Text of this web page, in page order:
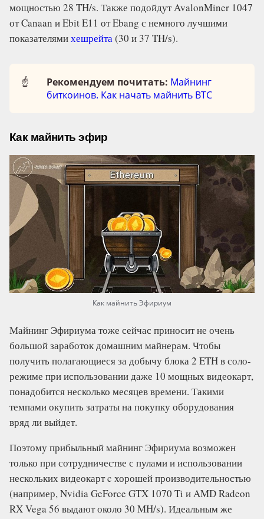
мощностью 28 TH/s. Также подойдут AvalonMiner 1047
от Canaan и Ebit E11 от Ebang с немного лучшими
показателямихешрейта(30 и 37 TH/s).
☝️ Рекомендуем почитать: Майнинг
биткоинов. Как начать майнить BTC
Как майнить эфир
Как майнить Эфириум
Майнинг Эфириума тоже сейчас приносит не очень
большой заработок домашним майнерам. Чтобы
получить полагающиеся за добычу блока 2 ETH в соло-
режиме при использовании даже 10 мощных видеокарт,
понадобится несколько месяцев времени. Такими
темпами окупить затраты на покупку оборудования
вряд ли выйдет.
Поэтому прибыльный майнинг Эфириума возможен
только при сотрудничестве с пулами и использовании
нескольких видеокарт c хорошей производительностью
(например, Nvidia GeForce GTX 1070 Ti и AMD Radeon
RX Vega 56 выдают около 30 MH/s). Идеальным же